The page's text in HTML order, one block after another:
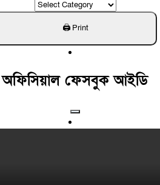
ক্যাটাগরি
খুঁজুন
অফিসিয়াল ফেসবুক আইডি